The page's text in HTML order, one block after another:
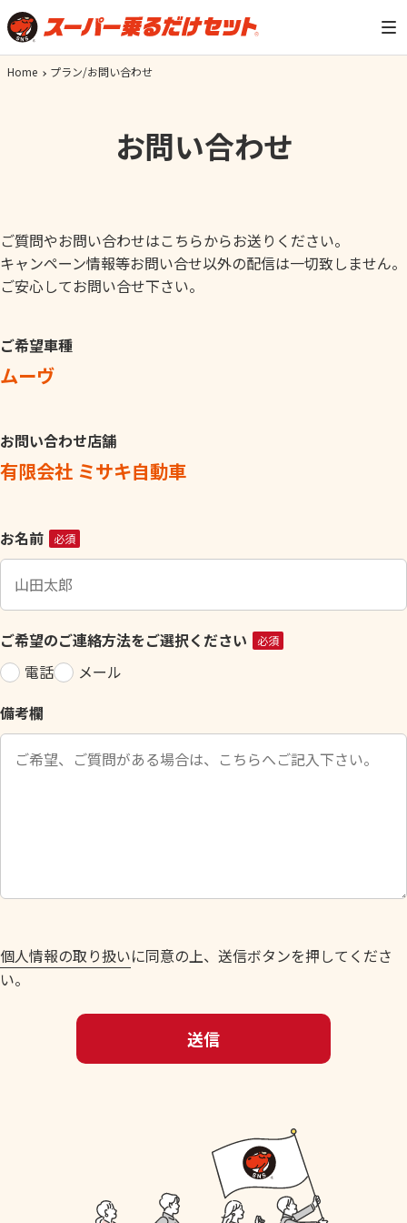
Home プラン/お問い合わせ
お問い合わせ
ご質問やお問い合わせはこちらからお送りください。
キャンペーン情報等お問い合せ以外の配信は一切致しません。
ご安心してお問い合せ下さい。
ご希望車種
ムーヴ
お問い合わせ店舗
有限会社 ミサキ自動車
こ
の
ィ
ー
ル
ド
空
の
だ
い
。
お名前 必須
ご希望のご連絡方法をご選択ください 必須
電話
メール
備考欄
個人情報の取り扱いに同意の上、送信ボタンを押してくださ
い。